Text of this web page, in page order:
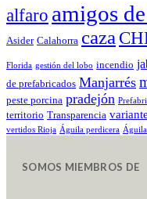
alfaro amigos
Asider Calahorra caza
Florida gestión del lobo incendio
de prefabricados Manjarrés
peste porcina pradejón
territorio Transparencia variante
vertidos Rioja Águila perdicera
SOMOS MIEMBROS DE